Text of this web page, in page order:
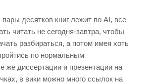
пары десятков книг лежит по AI, все
читать не сегодня-завтра, чтобы
разбираться, а потом имея хоть
по нормальным
же диссертации и презентации на
в вики можно много ссылок на